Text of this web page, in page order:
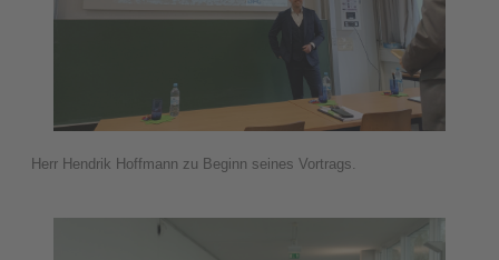
Herr Hendrik Hoffmann zu Beginn seines Vortrags.